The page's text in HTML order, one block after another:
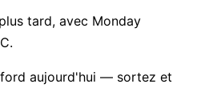
tard, avec Monday
aujourd'hui — sortez et